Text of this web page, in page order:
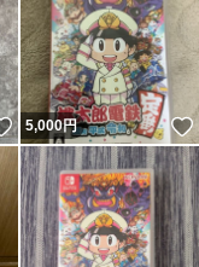
いいね！
5,000円